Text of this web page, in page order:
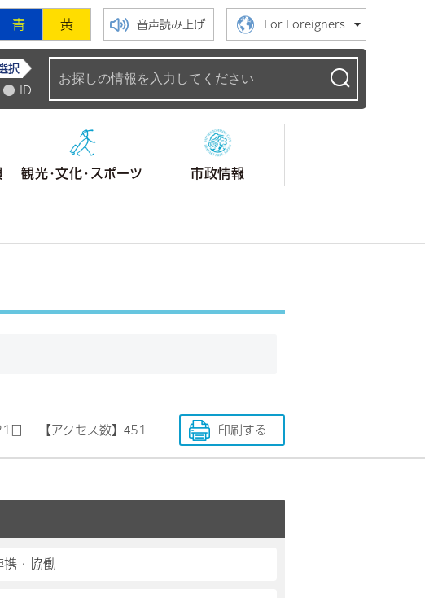
青 黄 音声読み上げ For Foreigners
公式ホームページ
択
ID
観光・文化・スポーツ 市政情報
日 【アクセス数】 451 印刷する
携・協働